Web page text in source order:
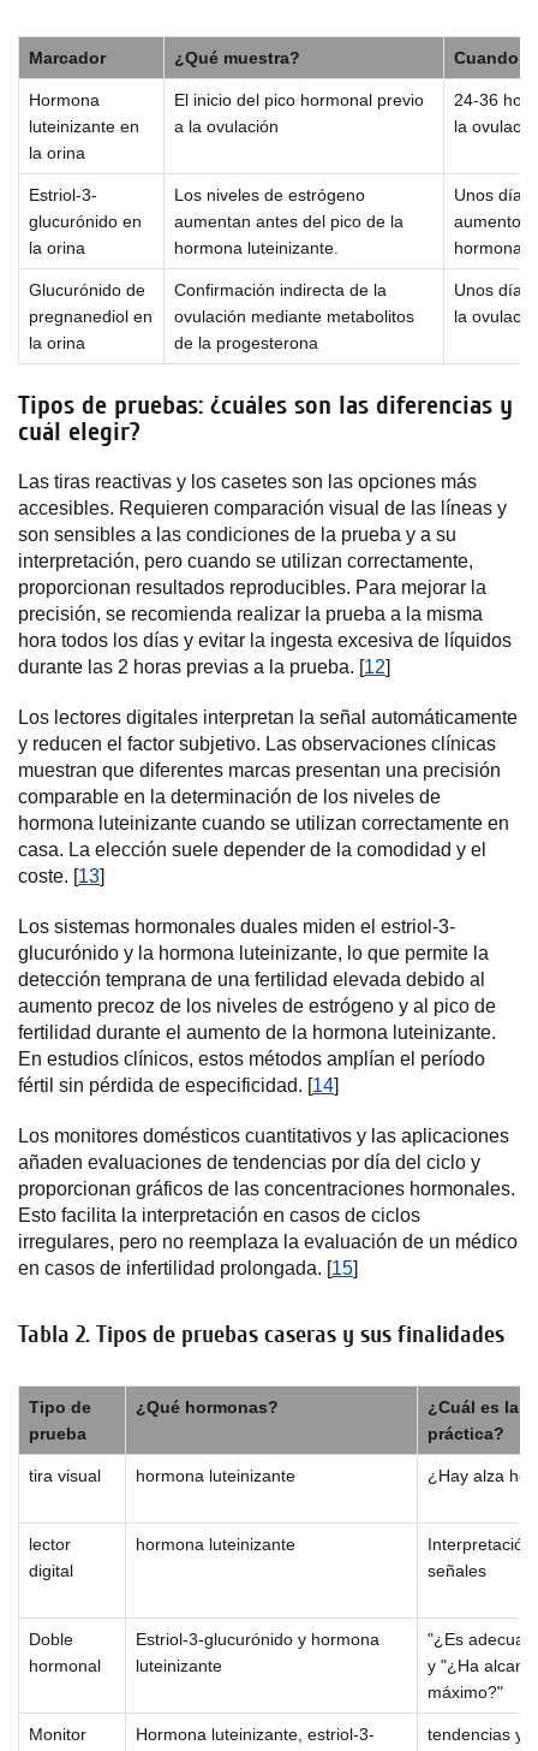
Marcador ¿Qué muestra? Cuando
Hormona
luteinizante en
la orina
El inicio del pico hormonal previo
a la ovulación
24-36
la
Estriol-3-
glucurónido en
la orina
Los niveles de estrógeno
aumentan antes del pico de la
hormona luteinizante.
Unos días
aumento
hormona
Glucurónido de
pregnanediol en
la orina
Confirmación indirecta de la
ovulación mediante metabolitos
de la progesterona
Unos días
la
Tipos de pruebas: ¿cuáles son las diferencias y
cuál elegir?
Las tiras reactivas y los casetes son las opciones más
accesibles. Requieren comparación visual de las líneas y
son sensibles a las condiciones de la prueba y a su
interpretación, pero cuando se utilizan correctamente,
proporcionan resultados reproducibles. Para mejorar la
precisión, se recomienda realizar la prueba a la misma
hora todos los días y evitar la ingesta excesiva de líquidos
durante las 2 horas previas a la prueba. [12]
Los lectores digitales interpretan la señal automáticamente
y reducen el factor subjetivo. Las observaciones clínicas
muestran que diferentes marcas presentan una precisión
comparable en la determinación de los niveles de
hormona luteinizante cuando se utilizan correctamente en
casa. La elección suele depender de la comodidad y el
coste. [13]
Los sistemas hormonales duales miden el estriol-3-
glucurónido y la hormona luteinizante, lo que permite la
detección temprana de una fertilidad elevada debido al
aumento precoz de los niveles de estrógeno y al pico de
fertilidad durante el aumento de la hormona luteinizante.
En estudios clínicos, estos métodos amplían el período
fértil sin pérdida de especificidad. [14]
Los monitores domésticos cuantitativos y las aplicaciones
añaden evaluaciones de tendencias por día del ciclo y
proporcionan gráficos de las concentraciones hormonales.
Esto facilita la interpretación en casos de ciclos
irregulares, pero no reemplaza la evaluación de un médico
en casos de infertilidad prolongada. [15]
Tabla 2. Tipos de pruebas caseras y sus finalidades
Tipo de
prueba
¿Qué hormonas?
¿Cuál es la
práctica?
tira visual hormona luteinizante ¿Hay alza
lector
digital
hormona luteinizante
señales
Doble
hormonal
Estriol-3-glucurónido y hormona
luteinizante
"¿Es
y "¿Ha
máximo?"
Monitor Hormona luteinizante, estriol-3- tendencias y